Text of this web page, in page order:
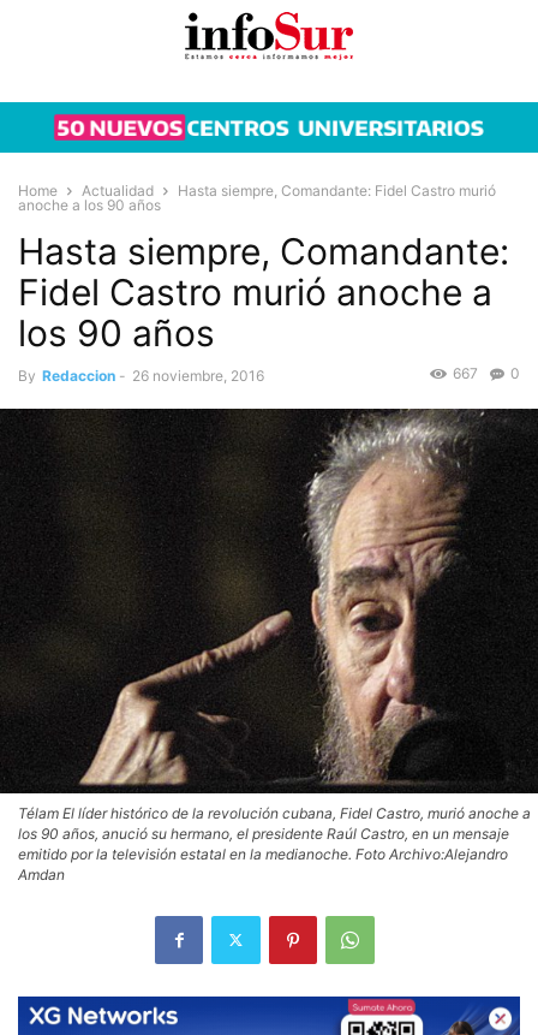
Home Actualidad
Hasta siempre, Comandante: Fidel Castro murió
anoche a los 90 años
Hasta siempre, Comandante:
Fidel Castro murió anoche a
los 90 años
By Redaccion - 26 noviembre, 2016 0
667
Télam El líder histórico de la revolución cubana, Fidel Castro, murió anoche a
los 90 años, anució su hermano, el presidente Raúl Castro, en un mensaje
emitido por la televisión estatal en la medianoche. Foto Archivo:Alejandro
Amdan